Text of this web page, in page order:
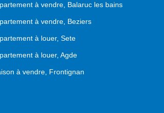
à vendre, Balaruc les bains
à vendre, Beziers
à louer, Sete
à louer, Agde
à vendre, Frontignan